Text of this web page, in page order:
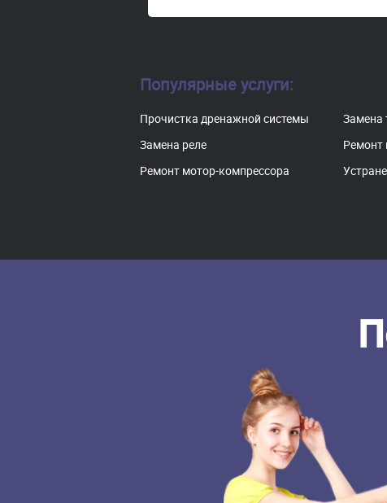
Популярные услуги:
Прочистка дренажной системы
Замена реле
Ремонт мотор-компрессора
Замена
Ремонт